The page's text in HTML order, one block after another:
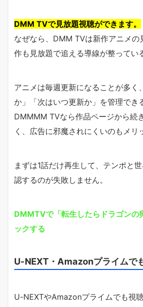
DMM TVで見放題視聴ができます。
なぜなら、DMM TVは新作アニメの
作も見放題で追える導線が整ってい
アニメは毎週更新になることが多く
か」「次はいつ更新か」を管理でき
DMMMM TVなら作品ページから続
く、広告に邪魔されにくいのもメリ
まずは1話だけ再生して、テンポと
認するのが失敗しません。
DMMTVで「転生したらドラゴンの
ックする
U-NEXT・Amazonプライムで
U-NEXTやAmazonプライムでも視